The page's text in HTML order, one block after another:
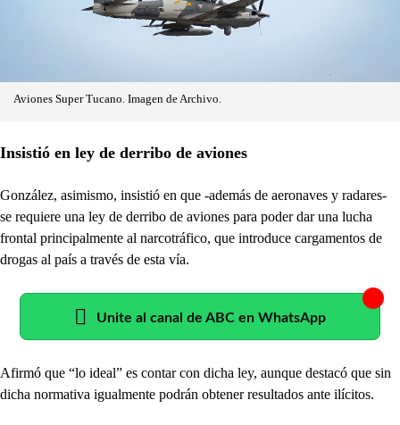
Aviones Super Tucano. Imagen de Archivo.
Insistió en ley de derribo de aviones
González, asimismo, insistió en que -además de aeronaves y radares-
se requiere una ley de derribo de aviones para poder dar una lucha
frontal principalmente al narcotráfico, que introduce cargamentos de
drogas al país a través de esta vía.
Unite al canal de ABC en WhatsApp
Afirmó que “lo ideal” es contar con dicha ley, aunque destacó que sin
dicha normativa igualmente podrán obtener resultados ante ilícitos.